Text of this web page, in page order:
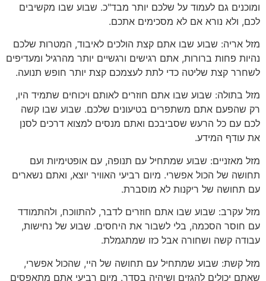
ומוכנים גם לעמוד על שלכם יותר מבד"כ. שבוע שבו מקשיבים
לכם, ולא נורא אם לא מסכימים אתכם.
מזל אריה: שבוע שבו אתם קצת הולכים לאיבוד, המטרות שלכם
נהיות פחות ברורות, אתם רגישים ורגשיים יותר מהרגיל ומעדיפים
לשחרר קצת שליטה כדי לתת לעצמכם קצת יותר חופש תנועה.
מזל בתולה: שבוע שבו אתם חוזרים לאותם ויכוחים שתמיד היו,
רק שהפעם אתם משתפרים בטיעונים שלכם. שבוע שבו קשה
לכם עם כל הרעש שסביבכם ואתם מנסים למצוא דרכים לסנן
את עודף המידע.
מזל מאזניים: שבוע שמתחיל עם תנופה, עם אופטימיות ועם
תחושה של הכול אפשרי. מיום רביעי האוויר יוצא, ואתם נשארים
עם תחושה של ריקנות לא מוסברת.
מזל עקרב: שבוע שבו אתם חוזרים לדבר, להתווכח, ולהתמודד
עם חוסר הסכמה, בלי לשבור את היחסים. שבוע של נחישות,
עבודה קשה ושחורה אבל כזו שמתגמלת.
מזל קשת: שבוע שמתחיל עם תחושה של היי, שהכול אפשרי,
שאתם יכולים להגזים ושיהיה בסדר. מיום רביעי אתם מתאפסים